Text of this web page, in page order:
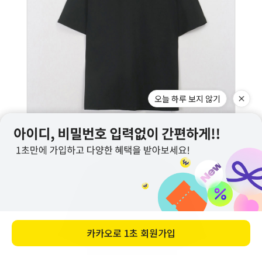
오늘 하루 보지 않기
카카오로 1초 회원가입